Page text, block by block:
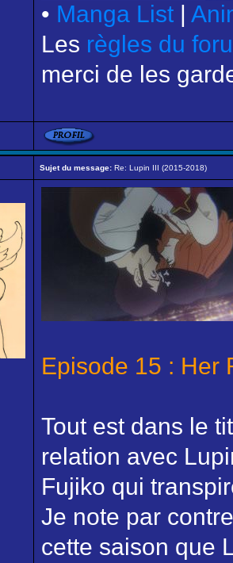
• Manga List |
Les règles du
merci de les
Sujet du message: Re: Lupin III (2015-2018)
Episode 15 : Her
Tout est dans le
relation avec
Fujiko qui
Je note par
cette saison que